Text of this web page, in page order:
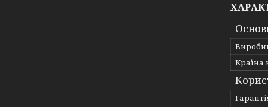
Країна